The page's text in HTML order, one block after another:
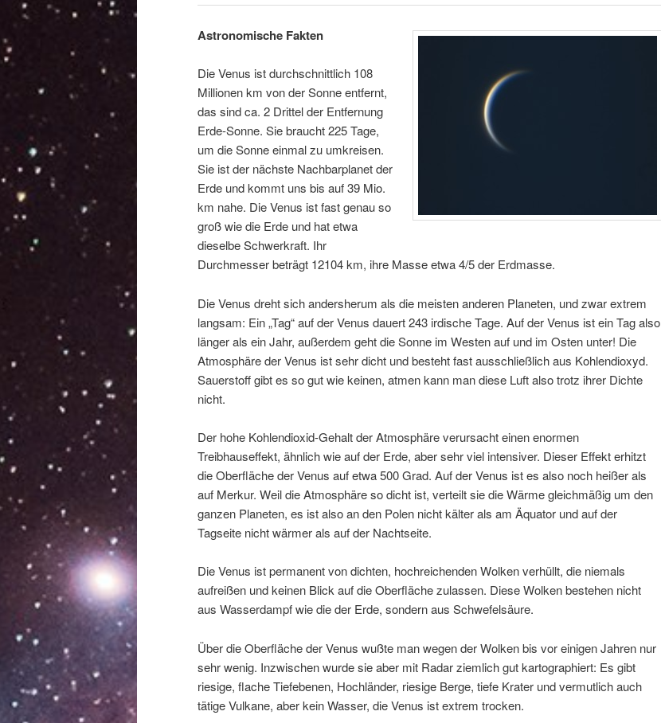
Astronomische Fakten
Die Venus ist durchschnittlich 108
Millionen km von der Sonne entfernt,
das sind ca. 2 Drittel der Entfernung
Erde-Sonne. Sie braucht 225 Tage,
um die Sonne einmal zu umkreisen.
Sie ist der nächste Nachbarplanet der
Erde und kommt uns bis auf 39 Mio.
km nahe. Die Venus ist fast genau so
groß wie die Erde und hat etwa
dieselbe Schwerkraft. Ihr
Durchmesser beträgt 12104 km, ihre Masse etwa 4/5 der Erdmasse.
Die Venus dreht sich andersherum als die meisten anderen Planeten, und zwar extrem
langsam: Ein „Tag“ auf der Venus dauert 243 irdische Tage. Auf der Venus ist ein Tag also
länger als ein Jahr, außerdem geht die Sonne im Westen auf und im Osten unter! Die
Atmosphäre der Venus ist sehr dicht und besteht fast ausschließlich aus Kohlendioxyd.
Sauerstoff gibt es so gut wie keinen, atmen kann man diese Luft also trotz ihrer Dichte
nicht.
Der hohe Kohlendioxid-Gehalt der Atmosphäre verursacht einen enormen
Treibhauseffekt, ähnlich wie auf der Erde, aber sehr viel intensiver. Dieser Effekt erhitzt
die Oberfläche der Venus auf etwa 500 Grad. Auf der Venus ist es also noch heißer als
auf Merkur. Weil die Atmosphäre so dicht ist, verteilt sie die Wärme gleichmäßig um den
ganzen Planeten, es ist also an den Polen nicht kälter als am Äquator und auf der
Tagseite nicht wärmer als auf der Nachtseite.
Die Venus ist permanent von dichten, hochreichenden Wolken verhüllt, die niemals
aufreißen und keinen Blick auf die Oberfläche zulassen. Diese Wolken bestehen nicht
aus Wasserdampf wie die der Erde, sondern aus Schwefelsäure.
Über die Oberfläche der Venus wußte man wegen der Wolken bis vor einigen Jahren nur
sehr wenig. Inzwischen wurde sie aber mit Radar ziemlich gut kartographiert: Es gibt
riesige, flache Tiefebenen, Hochländer, riesige Berge, tiefe Krater und vermutlich auch
tätige Vulkane, aber kein Wasser, die Venus ist extrem trocken.